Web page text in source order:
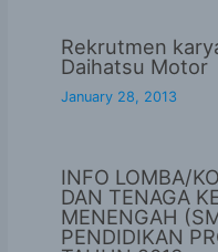
Rekrutmen
Daihatsu Motor
January 28, 2013
INFO LOMBA/
DAN TENAGA
MENENGAH
PENDIDIKAN